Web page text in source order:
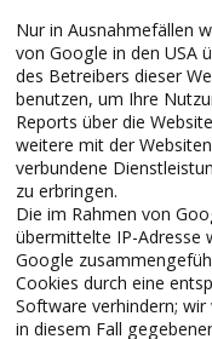
Nur in Ausnahmefällen
von Google in den USA
des Betreibers dieser
benutzen, um Ihre
Reports über die
weitere mit der
verbundene
zu erbringen.
Die im Rahmen von
übermittelte IP-Adresse
Google
Cookies durch eine
Software verhindern; wir
in diesem Fall